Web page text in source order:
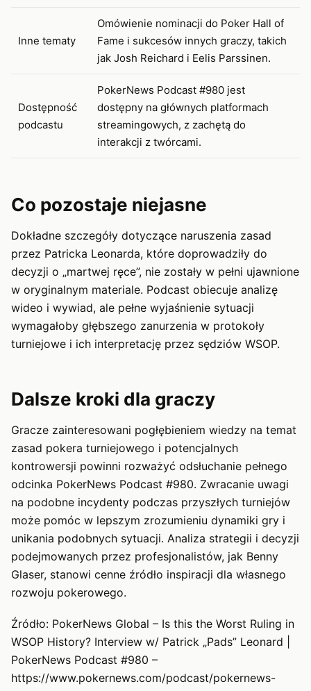
Inne tematy
Omówienie nominacji do Poker Hall of
Fame i sukcesów innych graczy, takich
jak Josh Reichard i Eelis Parssinen.
Dostępność
podcastu
PokerNews Podcast #980 jest
dostępny na głównych platformach
streamingowych, z zachętą do
interakcji z twórcami.
Co pozostaje niejasne
Dokładne szczegóły dotyczące naruszenia zasad
przez Patricka Leonarda, które doprowadziły do
decyzji o „martwej ręce”, nie zostały w pełni ujawnione
w oryginalnym materiale. Podcast obiecuje analizę
wideo i wywiad, ale pełne wyjaśnienie sytuacji
wymagałoby głębszego zanurzenia w protokoły
turniejowe i ich interpretację przez sędziów WSOP.
Dalsze kroki dla graczy
Gracze zainteresowani pogłębieniem wiedzy na temat
zasad pokera turniejowego i potencjalnych
kontrowersji powinni rozważyć odsłuchanie pełnego
odcinka PokerNews Podcast #980. Zwracanie uwagi
na podobne incydenty podczas przyszłych turniejów
może pomóc w lepszym zrozumieniu dynamiki gry i
unikania podobnych sytuacji. Analiza strategii i decyzji
podejmowanych przez profesjonalistów, jak Benny
Glaser, stanowi cenne źródło inspiracji dla własnego
rozwoju pokerowego.
Źródło: PokerNews Global – Is this the Worst Ruling in
WSOP History? Interview w/ Patrick „Pads” Leonard |
PokerNews Podcast #980 –
https://www.pokernews.com/podcast/pokernews-